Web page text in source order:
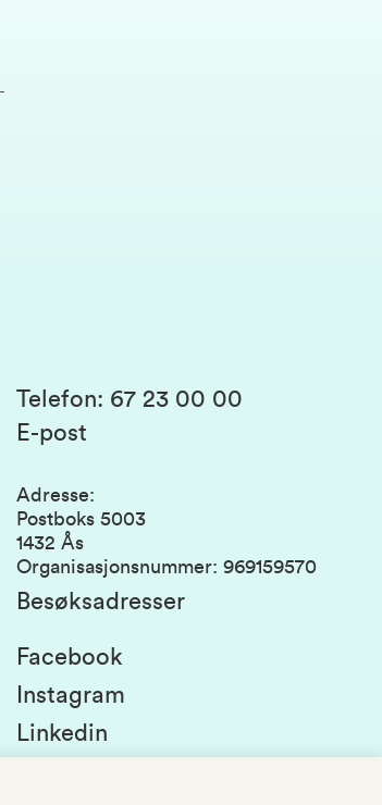
Telefon: 67 23 00 00
E-post
Adresse:
Postboks 5003
1432 Ås
Organisasjonsnummer: 969159570
Besøksadresser
Facebook
Instagram
Linkedin